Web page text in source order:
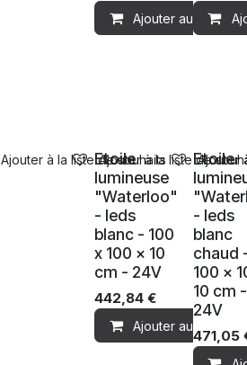
Ajouter au panier
Ventes
Etoile
lumineuse
"Waterloo"
- leds
blanc - 100
x 100 x 10
cm - 24V
442,84 €
Ajouter au panier
Ajouter à la liste de souhaits Ventes
Etoile
- leds
blanc
chaud
100 x
10 cm -
24V
471,05
Ajouter à la liste deAjouter